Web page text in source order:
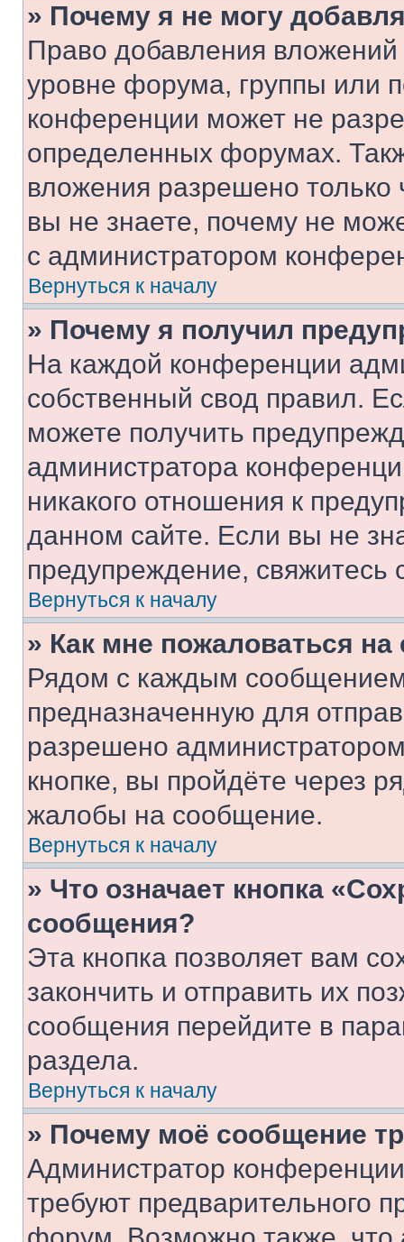
» Почему я не могу
Право добавления
уровне форума, группы или
конференции может не
определенных форумах.
вложения разрешено
вы не знаете, почему не
с администратором
Вернуться к началу
» Почему я получил
На каждой конференции
собственный свод правил.
можете получить
администратора
никакого отношения к
данном сайте. Если вы не
предупреждение,
Вернуться к началу
» Как мне пожаловаться
Рядом с каждым сообщением
предназначенную для
разрешено
кнопке, вы пройдёте через
жалобы на сообщение.
Вернуться к началу
» Что означает кнопка
сообщения?
Эта кнопка позволяет вам
закончить и отправить их
сообщения перейдите в
раздела.
Вернуться к началу
» Почему моё сообщение
Администратор
требуют предварительного